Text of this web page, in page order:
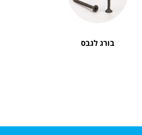
בורג לגבס